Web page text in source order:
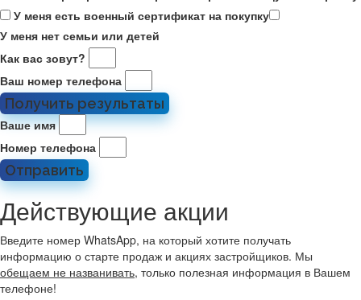
У меня есть военный сертификат на покупку
У меня нет семьи или детей
Как вас зовут?
Ваш номер телефона
Получить результаты
Ваше имя
Номер телефона
Отправить
Действующие акции
Введите номер WhatsApp, на который хотите получать
информацию о старте продаж и акциях застройщиков. Мы
обещаем не названивать, только полезная информация в Вашем
телефоне!